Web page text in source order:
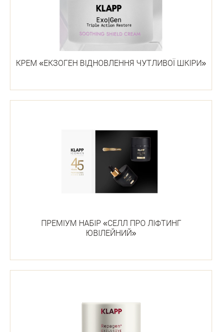
КРЕМ «ЕКЗОГЕН ВІДНОВЛЕННЯ ЧУТЛИВОЇ ШКІРИ»
ПРЕМІУМ НАБІР «СЕЛЛ ПРО ЛІФТИНГ
ЮВІЛЕЙНИЙ»